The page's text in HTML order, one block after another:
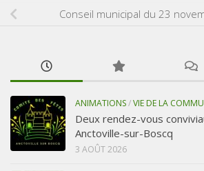
Conseil municipal du 23
ANIMATIONS/VIE DE LA
Deux rendez-vous
Anctoville-sur-Boscq
3 AOÛT 2026